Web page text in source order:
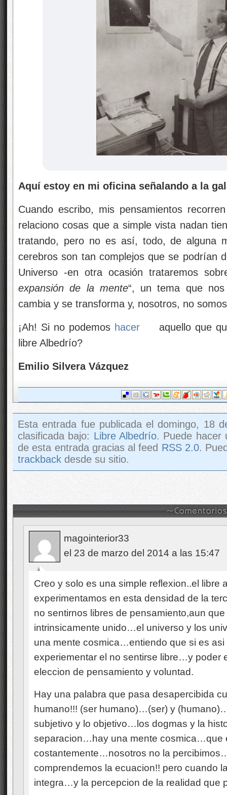
Aquí estoy en mi oficina señalando a la
Cuando escribo, mis pensamientos
relaciono cosas que a simple vista nadan
tratando, pero no es así, todo, de alguna
cerebros son tan complejos que se podrían
Universo -en otra ocasión trataremos
expansión de la mente“, un tema que
cambia y se transforma y, nosotros, no
¡Ah! Si no podemos hacer
aquello que
libre Albedrío?
Emilio Silvera Vázquez
Esta entrada fue publicada el domingo, 18
clasificada bajo: Libre Albedrío. Puede hacer
de esta entrada gracias al feed RSS 2.0.
trackback desde su sitio.
magointerior33
el 23 de marzo del 2014 a las 15:47
Creo y solo es una simple reflexion..el libre
experimentamos en esta densidad de la
no sentirnos libres de pensamiento,aun
intrinsicamente unido…el universo y los
una mente cosmica…entiendo que si es
experiementar el no sentirse libre…y poder
eleccion de pensamiento y voluntad.
Hay una palabra que pasa desapercibida
humano!!! (ser humano)…(ser) y
subjetivo y lo objetivo…los dogmas y la
separacion…hay una mente cosmica…que
costantemente…nosotros no la
comprendemos la ecuacion!! pero cuando
integra…y la percepcion de la realidad que